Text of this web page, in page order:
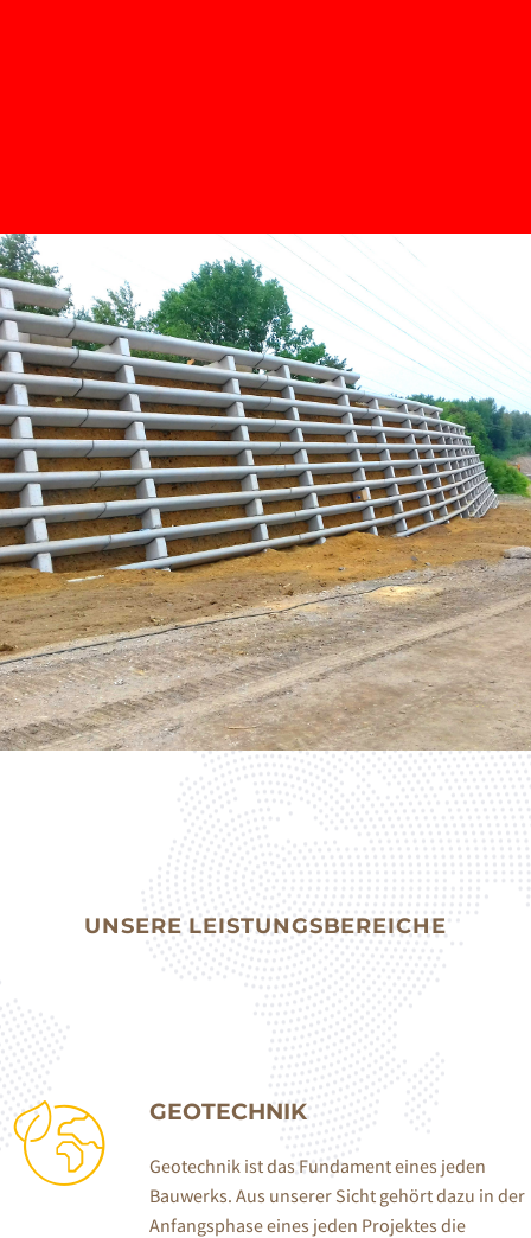
UNSERE LEISTUNGSBEREICHE
GEOTECHNIK
Geotechnik ist das Fundament eines jeden
Bauwerks. Aus unserer Sicht gehört dazu in der
Anfangsphase eines jeden Projektes die